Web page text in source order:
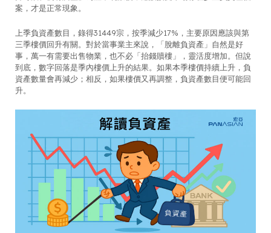
案，才是正常現象。
上季負資產數目，錄得31449宗，按季減少17%，主要原因應該與第
三季樓價回升有關。對於當事業主來說，「脫離負資產」自然是好
事，萬一有需要出售物業，也不必「抬錢贖樓」，靈活度增加。但說
到底，數字回落是季內樓價上升的結果。如果本季樓價持續上升，負
資產數量會再減少；相反，如果樓價又再調整，負資產數目便可能回
升。